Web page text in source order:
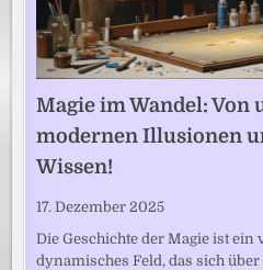
Magie im Wandel:
modernen Illusionen
Wissen!
17. Dezember 2025
Die Geschichte der Magie ist ein
dynamisches Feld, das sich